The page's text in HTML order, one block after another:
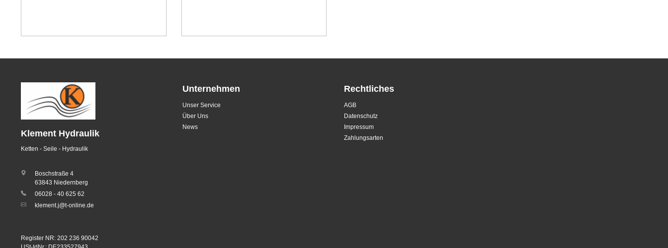
Klement Hydraulik
Ketten - Seile - Hydraulik
Boschstraße 4
63843 Niedernberg
06028 - 40 625 62
klement.j@t-online.de
Register NR: 202 236 90042
Unternehmen
Unser Service
Über Uns
News
Rechtliches
AGB
Datenschutz
Impressum
Zahlungsarten